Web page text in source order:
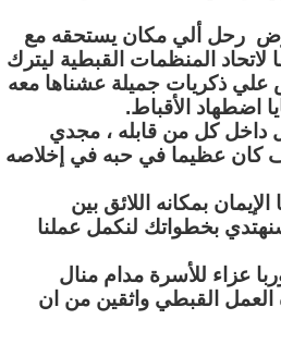
رحل ألي مكان يستحقه مع
المنظمات القبطية ليترك
علي ذكريات جميلة عشناها معه
اضطهاد الأقباط.
داخل كل من قابله ، مجدي
عظيما في حبه في إخلاصه
بمكانه اللائق بين
بخطواتك لنكمل عملنا
عزاء للأسرة مدام منال
العمل القبطي واثقين من ان